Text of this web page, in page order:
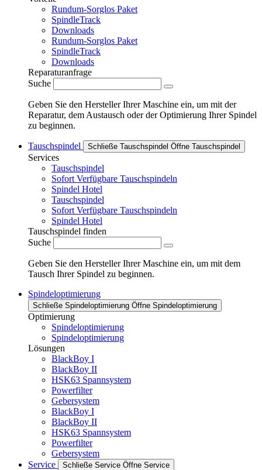
Rundum-Sorglos Paket
SpindleTrack
Downloads
Rundum-Sorglos Paket
SpindleTrack
Downloads
Reparaturanfrage
Suche
Geben Sie den Hersteller Ihrer Maschine ein, um mit der
Reparatur, dem Austausch oder der Optimierung Ihrer Spindel
zu beginnen.
Tauschspindel Schließe Tauschspindel Öffne Tauschspindel
Services
Tauschspindel
Sofort Verfügbare Tauschspindeln
Spindel Hotel
Tauschspindel
Sofort Verfügbare Tauschspindeln
Spindel Hotel
Tauschspindel finden
Suche
Geben Sie den Hersteller Ihrer Maschine ein, um mit dem
Tausch Ihrer Spindel zu beginnen.
Spindeloptimierung
Schließe Spindeloptimierung Öffne Spindeloptimierung
Optimierung
Spindeloptimierung
Spindeloptimierung
Lösungen
BlackBoy I
BlackBoy II
HSK63 Spannsystem
Powerfilter
Gebersystem
BlackBoy I
BlackBoy II
HSK63 Spannsystem
Powerfilter
Gebersystem
Service
Schließe Service Öffne Service